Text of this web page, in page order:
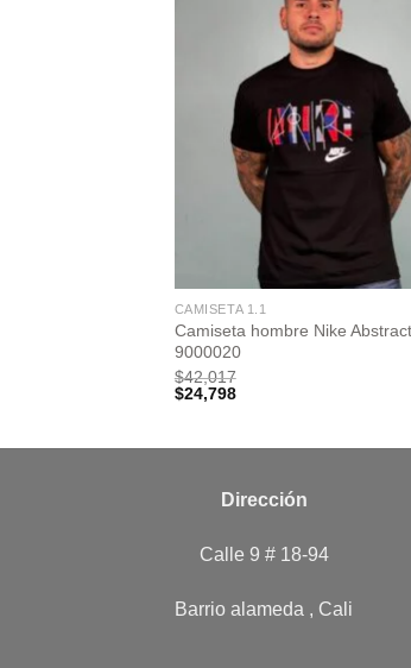
CAMISETA 1.1
Camiseta hombre Nike
9000020
$42,017
$24,798
Dirección
Calle 9 # 18-94
Barrio alameda , Cali